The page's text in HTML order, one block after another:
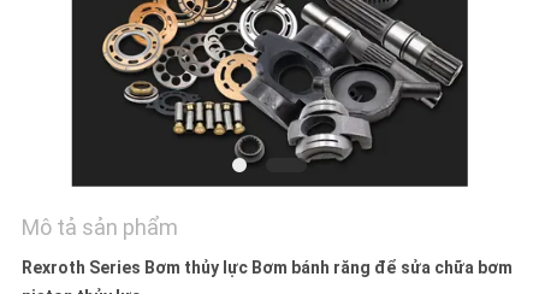
TRƯỜNG
SƠ
ĐỒ
Mô tả sản phẩm
Rexroth Series Bơm thủy lực Bơm bánh răng để sửa chữa bơm